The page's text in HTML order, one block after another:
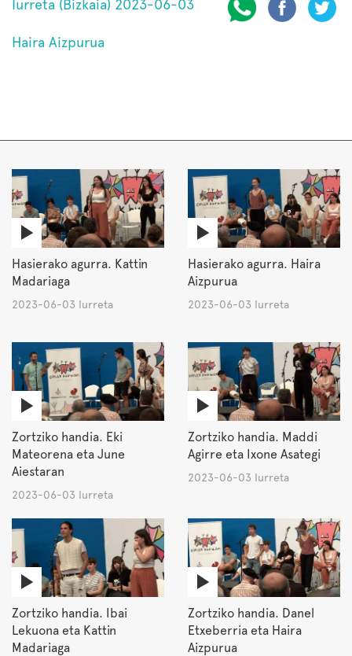
Iurreta (Bizkaia) 2023-06-03
Haira Aizpurua
Hasierako agurra. Kattin
Madariaga
2023-06-03 Iurreta
Hasierako agurra. Haira
Aizpurua
2023-06-03 Iurreta
Zortziko handia. Eki
Mateorena eta June
Aiestaran
2023-06-03 Iurreta
Zortziko handia. Maddi
Agirre eta Ixone Asategi
2023-06-03 Iurreta
Zortziko handia. Ibai
Lekuona eta Kattin
Madariaga
Zortziko handia. Danel
Etxeberria eta Haira
Aizpurua